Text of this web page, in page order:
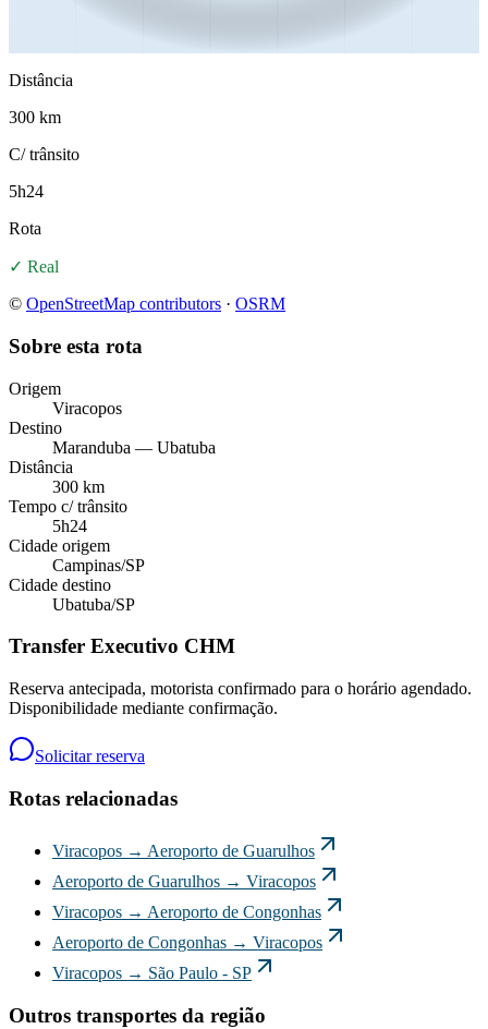
Distância
300 km
C/ trânsito
5h24
Rota
✓ Real
© OpenStreetMap contributors · OSRM
Sobre esta rota
Origem
Viracopos
Destino
Maranduba — Ubatuba
Distância
300 km
Tempo c/ trânsito
5h24
Cidade origem
Campinas/SP
Cidade destino
Ubatuba/SP
Transfer Executivo CHM
Reserva antecipada, motorista confirmado para o horário agendado.
Disponibilidade mediante confirmação.
Solicitar reserva
Rotas relacionadas
Viracopos → Aeroporto de Guarulhos
Aeroporto de Guarulhos → Viracopos
Viracopos → Aeroporto de Congonhas
Aeroporto de Congonhas → Viracopos
Viracopos → São Paulo - SP
Outros transportes da região